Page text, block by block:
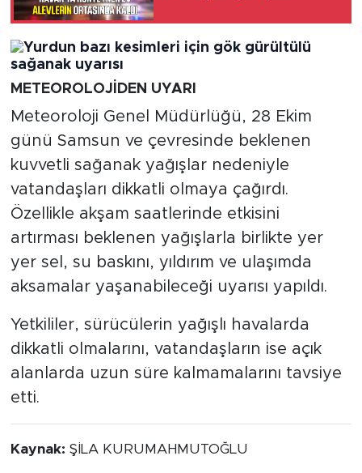
METEOROLOJİDEN UYARI
Meteoroloji Genel Müdürlüğü, 28 Ekim
günü Samsun ve çevresinde beklenen
kuvvetli sağanak yağışlar nedeniyle
vatandaşları dikkatli olmaya çağırdı.
Özellikle akşam saatlerinde etkisini
artırması beklenen yağışlarla birlikte yer
yer sel, su baskını, yıldırım ve ulaşımda
aksamalar yaşanabileceği uyarısı yapıldı.
Yetkililer, sürücülerin yağışlı havalarda
dikkatli olmalarını, vatandaşların ise açık
alanlarda uzun süre kalmamalarını tavsiye
etti.
Kaynak: ŞİLA KURUMAHMUTOĞLU